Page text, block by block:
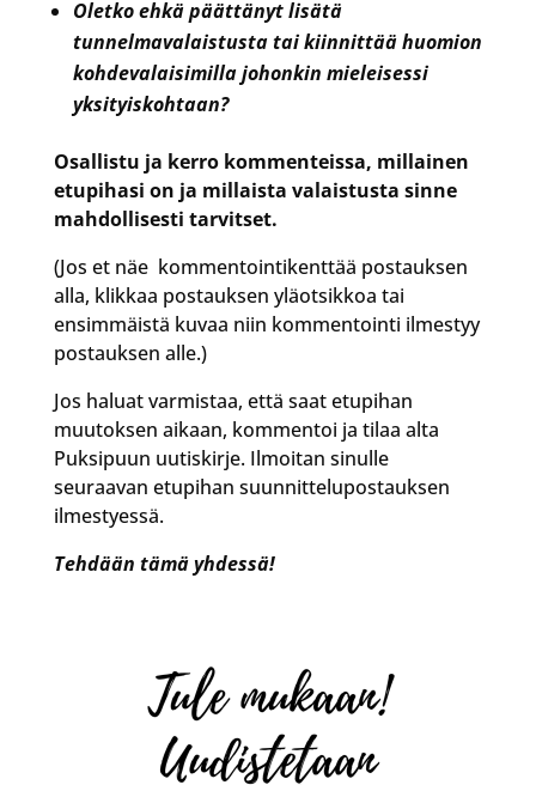
Oletko ehkä päättänyt lisätä
tunnelmavalaistusta tai kiinnittää huomion
kohdevalaisimilla johonkin mieleisessi
yksityiskohtaan?
Osallistu ja kerro kommenteissa, millainen
etupihasi on ja millaista valaistusta sinne
mahdollisesti tarvitset.
(Jos et näe kommentointikenttää postauksen
alla, klikkaa postauksen yläotsikkoa tai
ensimmäistä kuvaa niin kommentointi ilmestyy
postauksen alle.)
Jos haluat varmistaa, että saat etupihan
muutoksen aikaan, kommentoi ja tilaa alta
Puksipuun uutiskirje. Ilmoitan sinulle
seuraavan etupihan suunnittelupostauksen
ilmestyessä.
Tehdään tämä yhdessä!